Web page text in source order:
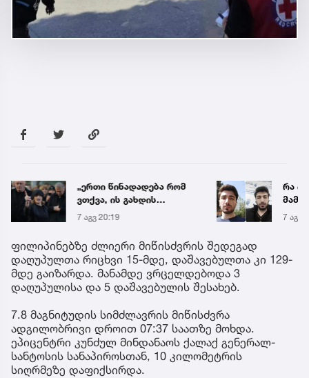
„ერთი წინადადება რომ
ვთქვა, ის გახდის
ნათელს, თუ რატომ იყო
ნია იმნაძე
წამქეზებელი...“ - გიგა
ავალიანის დედა
7 აგვ 20:19
რა
7 აგვ
ფილიპინებზე ძლიერი მიწისძვრის შედეგად
დაღუპულთა რიცხვი 15-მდე, დაშავებულთა კი 129-
მდე გაიზარდა. მანამდე ვრცელდებოდა 3
დაღუპულისა და 5 დაშავებულის შესახებ.
7.8 მაგნიტუდის სიმძლავრის მიწისძვრა
ადგილობრივი დროით 07:37 საათზე მოხდა.
ეპიცენტრი კუნძულ მინდანაოს ქალაქ გენერალ-
სანტოსის სანაპიროსთან, 10 კილომეტრის
სიღრმეზე დაფიქსირდა.